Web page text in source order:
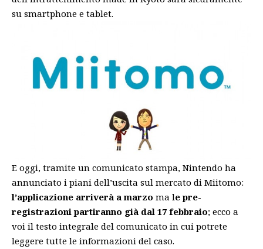
su smartphone e tablet.
E oggi, tramite un comunicato stampa, Nintendo ha
annunciato i piani dell’uscita sul mercato di Miitomo:
l’applicazione arriverà a marzo ma le pre-
registrazioni partiranno già dal 17 febbraio; ecco a
voi il testo integrale del comunicato in cui potrete
leggere tutte le informazioni del caso.